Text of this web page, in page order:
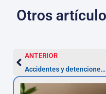
Otros
ANTERIOR
Accidentes y detenciones: asistencia legal inmediata desde el móvil